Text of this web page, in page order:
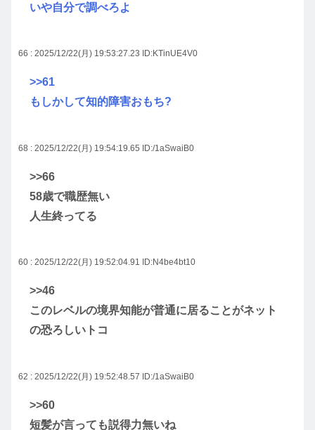
いや自分で調べろよ
66 : 2025/12/22(月) 19:53:27.23 ID:KTinUE4V0
>>61
もしかして知的障害おもち?
68 : 2025/12/22(月) 19:54:19.65 ID:/1aSwaiB0
>>66
58歳で職歴無い
人生終ってる
60 : 2025/12/22(月) 19:52:04.91 ID:N4be4bt10
>>46
このレベルの境界知能が普通に居ることがネット
の恐ろしいトコ
62 : 2025/12/22(月) 19:52:48.57 ID:/1aSwaiB0
>>60
短髪が言っても説得力無いね